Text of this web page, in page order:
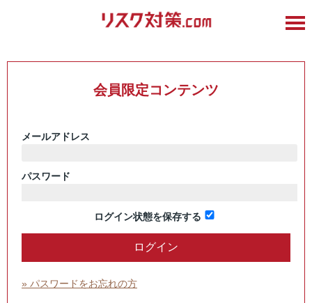
会員限定コンテンツ
メールアドレス
パスワード
ログイン状態を保存する
» パスワードをお忘れの方